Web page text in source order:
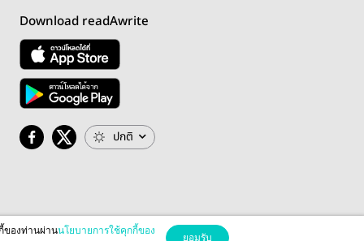
Download readAwrite
ปกติ
ของท่านผ่านนโยบายการใช้คุกกี้ของ
ยอมรับ